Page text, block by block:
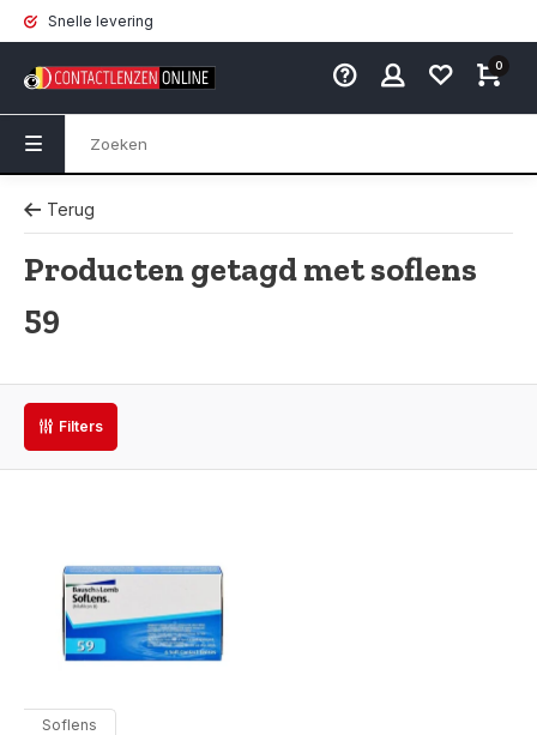
Snelle levering
0
Terug
Producten getagd met soflens
59
Filters
Soflens